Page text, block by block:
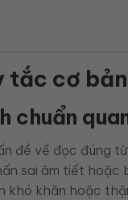
tắc cơ
chuẩn
đề về đọc đúng
sai âm tiết hoặc
khó khăn hoặc